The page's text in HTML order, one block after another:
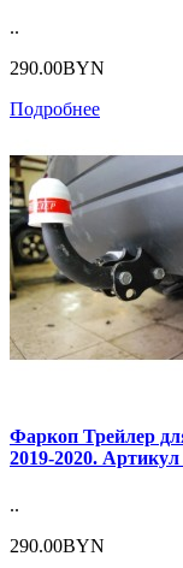
..
290.00BYN
Подробнее
Фаркоп Трейлер
2019-2020. Артикул
..
290.00BYN